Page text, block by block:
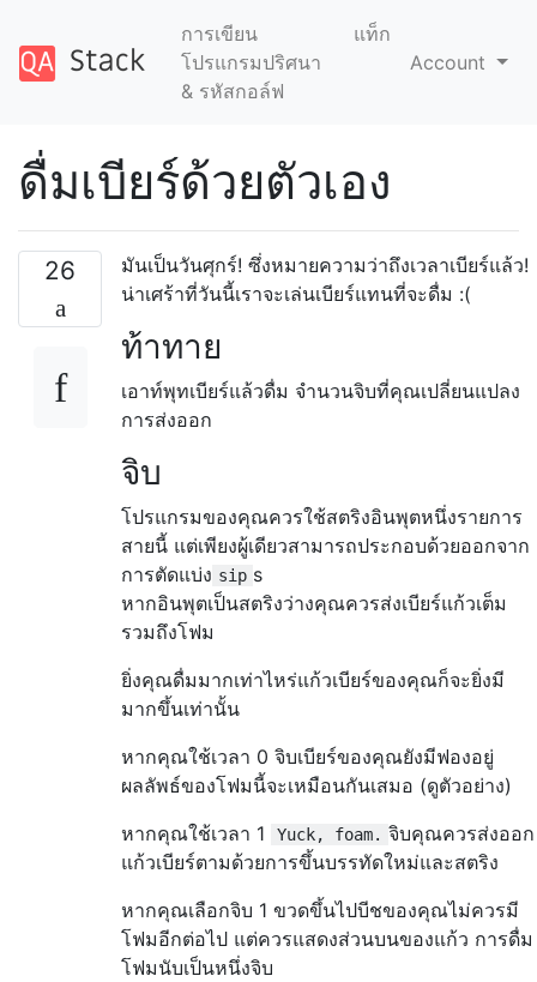
การเขียน
โปรแกรมปริศนา
& รหัสกอล์ฟ
แท็ก
Account
ดื่มเบียร์ด้วยตัวเอง
26
มันเป็นวันศุกร์! ซึ่งหมายความว่าถึงเวลาเบียร์แล้ว!
น่าเศร้าที่วันนี้เราจะเล่นเบียร์แทนที่จะดื่ม :(
ท้าทาย
เอาท์พุทเบียร์แล้วดื่ม จำนวนจิบที่คุณเปลี่ยนแปลง
การส่งออก
จิบ
โปรแกรมของคุณควรใช้สตริงอินพุตหนึ่งรายการ
สายนี้ แต่เพียงผู้เดียวสามารถประกอบด้วยออกจาก
การตัดแบ่ง sip s
หากอินพุตเป็นสตริงว่างคุณควรส่งเบียร์แก้วเต็ม
รวมถึงโฟม
ยิ่งคุณดื่มมากเท่าไหร่แก้วเบียร์ของคุณก็จะยิ่งมี
มากขึ้นเท่านั้น
หากคุณใช้เวลา 0 จิบเบียร์ของคุณยังมีฟองอยู่
ผลลัพธ์ของโฟมนี้จะเหมือนกันเสมอ (ดูตัวอย่าง)
หากคุณใช้เวลา 1
Yuck, foam. จิบคุณควรส่งออก
แก้วเบียร์ตามด้วยการขึ้นบรรทัดใหม่และสตริง
หากคุณเลือกจิบ 1 ขวดขึ้นไปบีชของคุณไม่ควรมี
โฟมอีกต่อไป แต่ควรแสดงส่วนบนของแก้ว การดื่ม
โฟมนับเป็นหนึ่งจิบ